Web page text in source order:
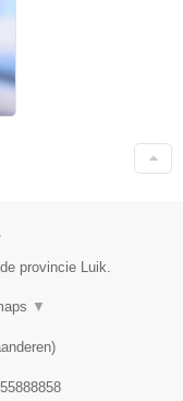
provincie Luik.
▼
)